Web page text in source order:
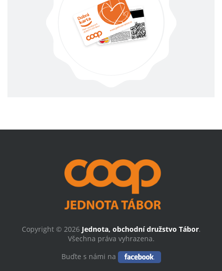
Copyright © 2026 Jednota, obchodní družstvo Tábor.
Všechna práva vyhrazena.
Buďte s námi na